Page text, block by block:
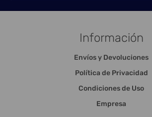
Información
Envíos y Devoluciones
Política de Privacidad
Condiciones de Uso
Empresa